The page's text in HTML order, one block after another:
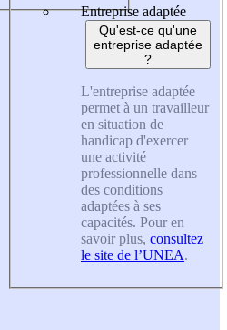
Entreprise adaptée
Qu'est-ce qu'une
entreprise adaptée
?
L'entreprise adaptée
permet à un travailleur
en situation de
handicap d'exercer
une activité
professionnelle dans
des conditions
adaptées à ses
capacités. Pour en
savoir plus, consultez
le site de l’UNEA.